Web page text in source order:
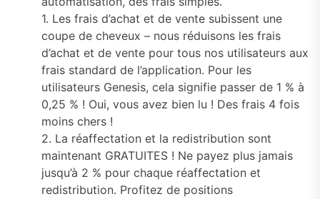
1. Les frais d’achat et de vente subissent une
coupe de cheveux – nous réduisons les frais
d’achat et de vente pour tous nos utilisateurs aux
frais standard de l’application. Pour les
utilisateurs Genesis, cela signifie passer de 1 % à
0,25 % ! Oui, vous avez bien lu ! Des frais 4 fois
moins chers !
2. La réaffectation et la redistribution sont
maintenant GRATUITES ! Ne payez plus jamais
jusqu’à 2 % pour chaque réaffectation et
redistribution. Profitez de positions